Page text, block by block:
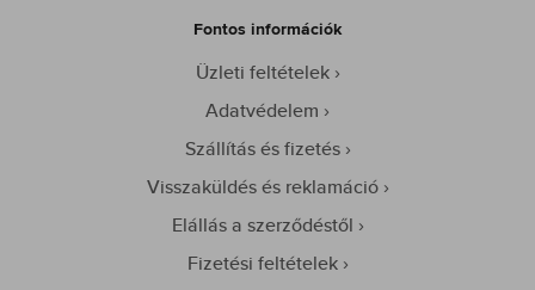
Fontos információk
Üzleti feltételek
Adatvédelem
Szállítás és fizetés
Visszaküldés és reklamáció
Elállás a szerződéstől
Fizetési feltételek